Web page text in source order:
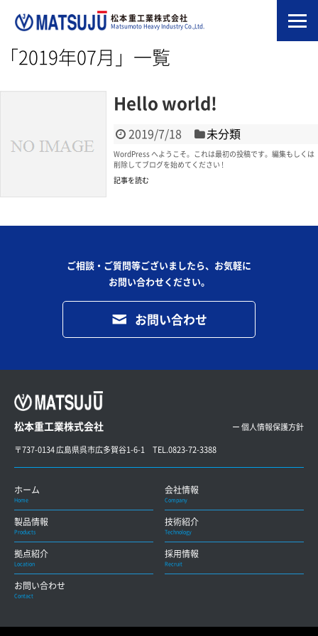
松本重工業株式会社
Matsumoto Heavy Industry Co.,Ltd.
「 2019年07月 」 一覧
Hello world!
2019/7/18 未分類
WordPress へようこそ。これは最初の投稿です。編集もしくは
削除してブログを始めてください !
記事を読む
ご相談・ご質問等ございましたら、お気軽に
お問い合わせください。
お問い合わせ
松本重工業株式会社
〒737-0134 広島県呉市広多賀谷1-6-1 TEL.0823-72-3388
ー 個人情報保護方針
ホーム
Home
会社情報
Company
製品情報
Products
技術紹介
Technology
拠点紹介
Location
採用情報
Recruit
お問い合わせ
Contact